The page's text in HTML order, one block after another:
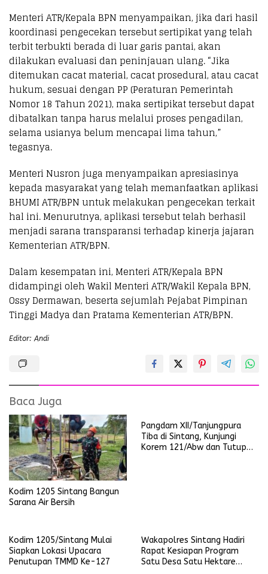
Menteri ATR/Kepala BPN menyampaikan, jika dari hasil
koordinasi pengecekan tersebut sertipikat yang telah
terbit terbukti berada di luar garis pantai, akan
dilakukan evaluasi dan peninjauan ulang. “Jika
ditemukan cacat material, cacat prosedural, atau cacat
hukum, sesuai dengan PP (Peraturan Pemerintah
Nomor 18 Tahun 2021), maka sertipikat tersebut dapat
dibatalkan tanpa harus melalui proses pengadilan,
selama usianya belum mencapai lima tahun,”
tegasnya.
Menteri Nusron juga menyampaikan apresiasinya
kepada masyarakat yang telah memanfaatkan aplikasi
BHUMI ATR/BPN untuk melakukan pengecekan terkait
hal ini. Menurutnya, aplikasi tersebut telah berhasil
menjadi sarana transparansi terhadap kinerja jajaran
Kementerian ATR/BPN.
Dalam kesempatan ini, Menteri ATR/Kepala BPN
didampingi oleh Wakil Menteri ATR/Wakil Kepala BPN,
Ossy Dermawan, beserta sejumlah Pejabat Pimpinan
Tinggi Madya dan Pratama Kementerian ATR/BPN.
Editor: Andi
Baca Juga
Kodim 1205 Sintang Bangun
Sarana Air Bersih
Pangdam XII/Tanjungpura
Tiba di Sintang, Kunjungi
Korem 121/Abw dan Tutup
Kodim 1205/Sintang Mulai
Siapkan Lokasi Upacara
Penutupan TMMD Ke-127
Wakapolres Sintang Hadiri
Rapat Kesiapan Program
Satu Desa Satu Hektare